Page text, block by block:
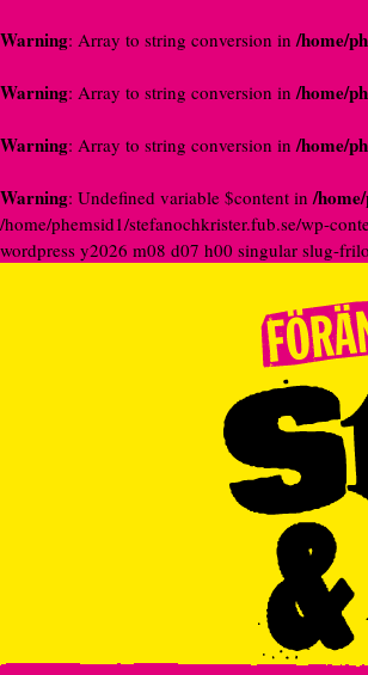
Warning: Array to string conversion in/home/
Warning: Array to string conversion in/home/
Warning: Array to string conversion in/home/
Warning: Undefined variable $content in/
/home/phemsid1/stefanochkrister.fub.se/wp-
wordpress y2026 m08 d07 h00 singular slug-